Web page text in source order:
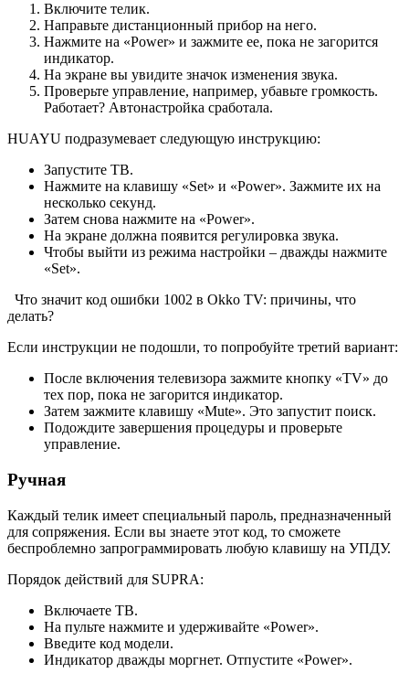
Включите телик.
Направьте дистанционный прибор на него.
Нажмите на «Power» и зажмите ее, пока не загорится
индикатор.
На экране вы увидите значок изменения звука.
Проверьте управление, например, убавьте громкость.
Работает? Автонастройка сработала.
HUAYU подразумевает следующую инструкцию:
Запустите ТВ.
Нажмите на клавишу «Set» и «Power». Зажмите их на
несколько секунд.
Затем снова нажмите на «Power».
На экране должна появится регулировка звука.
Чтобы выйти из режима настройки – дважды нажмите
«Set».
Что значит код ошибки 1002 в Okko TV: причины, что
делать?
Если инструкции не подошли, то попробуйте третий вариант:
После включения телевизора зажмите кнопку «TV» до
тех пор, пока не загорится индикатор.
Затем зажмите клавишу «Mute». Это запустит поиск.
Подождите завершения процедуры и проверьте
управление.
Ручная
Каждый телик имеет специальный пароль, предназначенный
для сопряжения. Если вы знаете этот код, то сможете
беспроблемно запрограммировать любую клавишу на УПДУ.
Порядок действий для SUPRA:
Включаете ТВ.
На пульте нажмите и удерживайте «Power».
Введите код модели.
Индикатор дважды моргнет. Отпустите «Power».